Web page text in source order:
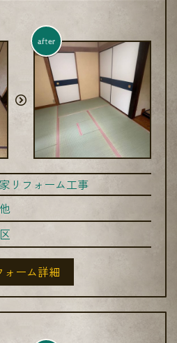
after
リフォーム工事
ォーム詳細